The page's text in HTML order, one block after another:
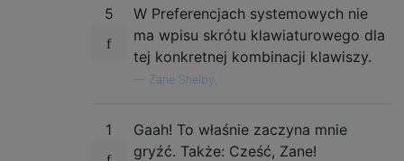
5
W Preferencjach systemowych nie
ma wpisu skrótu klawiaturowego dla
tej konkretnej kombinacji klawiszy.
Zane Shelby,
1
Gaah! To właśnie zaczyna mnie
gryźć. Także: Cześć, Zane!